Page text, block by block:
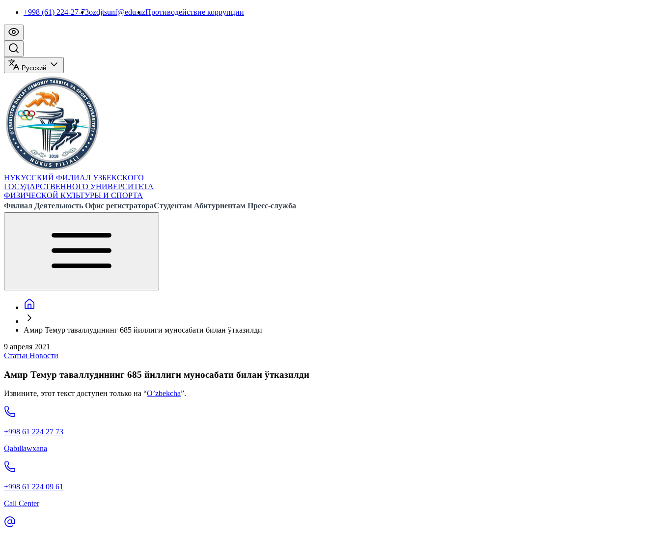
+998 (61) 224-27-73ozdjtsunf@edu.uzПротиводействие коррупции
Русский
НУКУССКИЙ ФИЛИАЛ УЗБЕКСКОГО
ГОСУДАРСТВЕННОГО УНИВЕРСИТЕТА
ФИЗИЧЕСКОЙ КУЛЬТУРЫ И СПОРТА
Филиал Деятельность Офис регистратораСтудентам Абитуриентам Пресс-служба
Амир Темур таваллудининг 685 йиллиги муносабати билан ўтказилди
9 апреля 2021
Статьи Новости
Амир Темур таваллудининг 685 йиллиги муносабати билан ўтказилди
Извините, этот текст доступен только на “O’zbekcha”.
+998 61 224 27 73
Qabıllawxana
+998 61 224 09 61
Call Center